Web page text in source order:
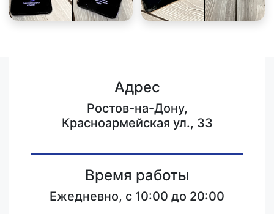
Адрес
Ростов-на-Дону,
Красноармейская ул., 33
Время работы
Ежедневно, с 10:00 до 20:00